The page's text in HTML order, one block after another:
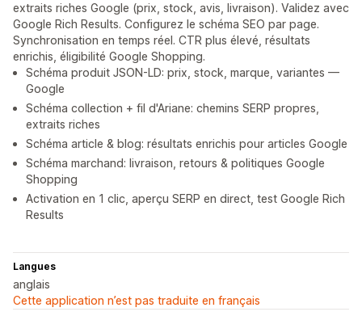
extraits riches Google (prix, stock, avis, livraison). Validez avec
Google Rich Results. Configurez le schéma SEO par page.
Synchronisation en temps réel. CTR plus élevé, résultats
enrichis, éligibilité Google Shopping.
Schéma produit JSON-LD: prix, stock, marque, variantes —
Google
Schéma collection + fil d'Ariane: chemins SERP propres,
extraits riches
Schéma article & blog: résultats enrichis pour articles Google
Schéma marchand: livraison, retours & politiques Google
Shopping
Activation en 1 clic, aperçu SERP en direct, test Google Rich
Results
Langues
anglais
Cette application n’est pas traduite en français